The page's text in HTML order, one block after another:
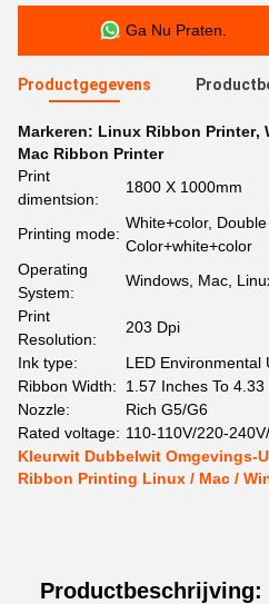
Ga Nu Praten.
Productgegevens
Markeren: Linux Ribbon Printer,
Mac Ribbon Printer
Print
dimentsion:
1800 X 1000mm
Printing mode:
White+color,
Color+white+color
Operating
System:
Windows, Mac,
Print
Resolution:
203 Dpi
Ink type:
LED Environmental
Ribbon Width:
1.57 Inches To 4.33
Nozzle:
Rich G5/G6
Rated voltage: 110-110V/220-
Kleurwit Dubbelwit Omgevings-
Ribbon Printing Linux / Mac /
Productbeschrijving: